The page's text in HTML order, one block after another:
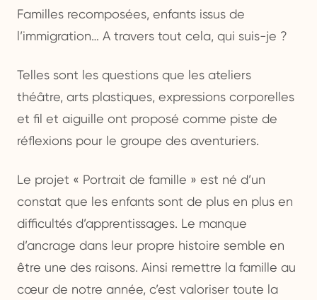
Familles recomposées, enfants issus de
l’immigration… A travers tout cela, qui suis-je ?
Telles sont les questions que les ateliers
théâtre, arts plastiques, expressions corporelles
et fil et aiguille ont proposé comme piste de
réflexions pour le groupe des aventuriers.
Le projet « Portrait de famille » est né d’un
constat que les enfants sont de plus en plus en
difficultés d’apprentissages. Le manque
d’ancrage dans leur propre histoire semble en
être une des raisons. Ainsi remettre la famille au
cœur de notre année, c’est valoriser toute la